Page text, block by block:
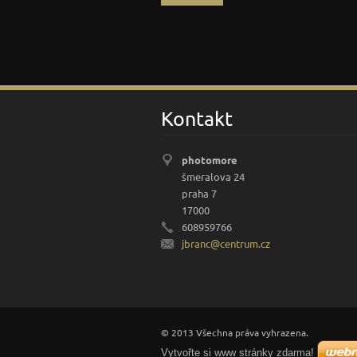
Kontakt
photomore
šmeralova 24
praha 7
17000
608959766
jbranc@centrum.cz
© 2013 Všechna práva vyhrazena.
Vytvořte si www stránky zdarma!